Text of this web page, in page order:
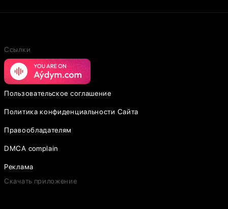
Ссылки
Пользовательское соглашение
Политика конфиденциальности Сайта
Правообладателям
DMCA complain
Реклама
Скачать приложение